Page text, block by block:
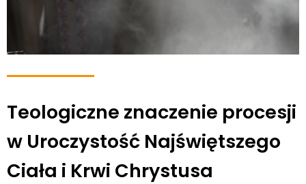
Teologiczne znaczenie procesji
w Uroczystość Najświętszego
Ciała i Krwi Chrystusa